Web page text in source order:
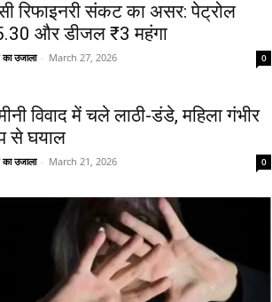
रिफाइनरी संकट का असर: पेट्रोल
और डीजल ₹3 महंगा
उजाला - March 27, 2026 0
विवाद में चले लाठी-डंडे, महिला गंभीर
से घयाल
उजाला - March 21, 2026 0